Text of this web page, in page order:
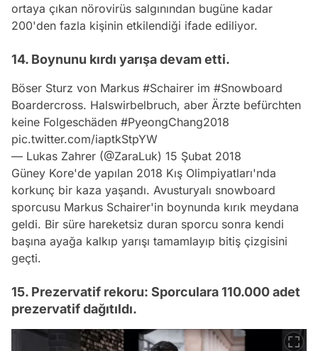
ortaya çıkan nörovirüs salgınından bugüne kadar
200'den fazla kişinin etkilendiği ifade ediliyor.
14. Boynunu kırdı yarışa devam etti.
Böser Sturz von Markus #Schairer im #Snowboard
Boardercross. Halswirbelbruch, aber Ärzte befürchten
keine Folgeschäden #PyeongChang2018
pic.twitter.com/iaptkStpYW
— Lukas Zahrer (@ZaraLuk) 15 Şubat 2018
Güney Kore'de yapılan 2018 Kış Olimpiyatları'nda
korkunç bir kaza yaşandı. Avusturyalı snowboard
sporcusu Markus Schairer'in boynunda kırık meydana
geldi. Bir süre hareketsiz duran sporcu sonra kendi
başına ayağa kalkıp yarışı tamamlayıp bitiş çizgisini
geçti.
15. Prezervatif rekoru: Sporculara 110.000 adet
prezervatif dağıtıldı.